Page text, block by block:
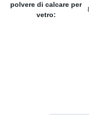
polvere di calcare per
vetro: